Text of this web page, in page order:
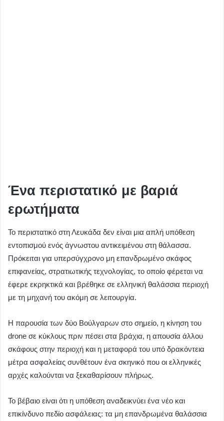
Ένα περιστατικό με βαριά
ερωτήματα
Το περιστατικό στη Λευκάδα δεν είναι μια απλή υπόθεση
εντοπισμού ενός άγνωστου αντικειμένου στη θάλασσα.
Πρόκειται για υπερσύγχρονο μη επανδρωμένο σκάφος
επιφανείας, στρατιωτικής τεχνολογίας, το οποίο φέρεται να
έφερε εκρηκτικά και βρέθηκε σε ελληνική θαλάσσια περιοχή
με τη μηχανή του ακόμη σε λειτουργία.
Η παρουσία των δύο Βούλγαρων στο σημείο, η κίνηση του
drone σε κύκλους πριν πέσει στα βράχια, η απουσία άλλου
σκάφους στην περιοχή και η μεταφορά του υπό δρακόντεια
μέτρα ασφαλείας συνθέτουν ένα σκηνικό που οι ελληνικές
αρχές καλούνται να ξεκαθαρίσουν πλήρως.
Το βέβαιο είναι ότι η υπόθεση αναδεικνύει ένα νέο και
επικίνδυνο πεδίο ασφάλειας: τα μη επανδρωμένα θαλάσσια